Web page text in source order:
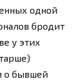
одной
бродит
у этих
о бывшей